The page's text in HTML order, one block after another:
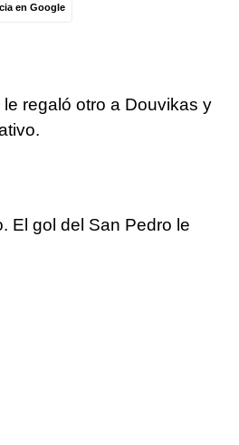
en Google
regaló otro a Douvikas y
El gol del San Pedro le